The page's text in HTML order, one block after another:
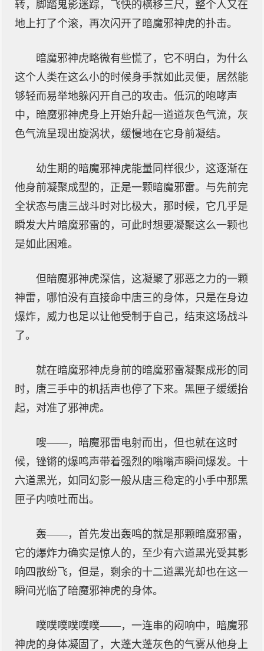
转，脚踏鬼影迷踪，飞快的横移三尺，整个人又在
地上打了个滚，再次闪开了暗魔邪神虎的扑击。
暗魔邪神虎略微有些慌了，它不明白，为什么
这个人类在这么小的时候身手就如此灵便，居然能
够轻而易举地躲闪开自己的攻击。低沉的咆哮声
中，暗魔邪神虎身上开始升起一道道灰色气流，灰
色气流呈现出旋涡状，缓慢地在它身前凝结。
幼生期的暗魔邪神虎能量同样很少，这逐渐在
他身前凝聚成型的，正是一颗暗魔邪雷。与先前完
全状态与唐三战斗时对比极大，那时候，它几乎是
瞬发大片暗魔邪雷的，可此时想要凝聚这么一颗也
是如此困难。
但暗魔邪神虎深信，这凝聚了邪恶之力的一颗
神雷，哪怕没有直接命中唐三的身体，只是在身边
爆炸，威力也足以让他受制于自己，结束这场战斗
了。
就在暗魔邪神虎身前的暗魔邪雷凝聚成形的同
时，唐三手中的机括声也停了下来。黑匣子缓缓抬
起，对准了邪神虎。
嗖——，暗魔邪雷电射而出，但也就在这时
候，锉锵的爆鸣声带着强烈的嗡嗡声瞬间爆发。十
六道黑光，如同幻影一般从唐三稳定的小手中那黑
匣子内喷吐而出。
轰——，首先发出轰鸣的就是那颗暗魔邪雷，
它的爆炸力确实是惊人的，至少有六道黑光受其影
响四散纷飞，但是，剩余的十二道黑光却也在这一
瞬间光临了暗魔邪神虎的身体。
噗噗噗噗噗噗——，一连串的闷响中，暗魔邪
神虎的身体凝固了，大蓬大蓬灰色的气雾从他身上